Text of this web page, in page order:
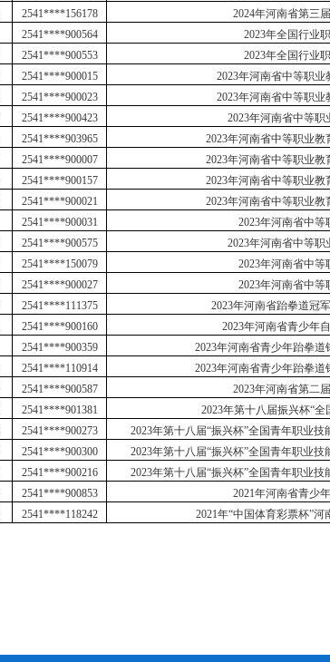
2541****156178
2024年河南省第三
2541****900564
2023年全国行业
2541****900553
2023年全国行业
2541****900015
2023年河南省中等职
2541****900023
2023年河南省中等职
2541****900423
2023年河南省中等
2541****903965
2023年河南省中等职业
2541****900007
2023年河南省中等职业
2541****900157
2023年河南省中等职业
2541****900021
2023年河南省中等职业
2541****900031
2023年河南省中等
2541****900575
2023年河南省中等
2541****150079
2023年河南省中
2541****900027
2023年河南省中
2541****111375
2023年河南省跆拳道冠
2541****900160
2023年河南省青少年
2541****900359
2023年河南省青少年跆拳
2541****110914
2023年河南省青少年跆拳
2541****900587
2023年河南省第二
2541****901381
2023年第十八届振兴杯“
2541****900273
2023年第十八届“振兴杯”全国青年职业
2541****900300
2023年第十八届“振兴杯”全国青年职业
2541****900216
2023年第十八届“振兴杯”全国青年职业
2541****900853
2021年河南省青少
2541****118242 2021年“中国体育彩票杯”